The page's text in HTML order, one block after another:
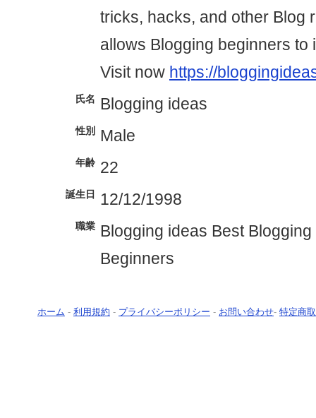
tricks, hacks, and other Blog
allows Blogging beginners to
Visit now https://
氏名 Blogging ideas
性別 Male
年齢 22
誕生日 12/12/1998
職業 Blogging ideas Best
Beginners
ホーム - 利用規約 - プライバシーポリシー - お問い合わせ- 特定商